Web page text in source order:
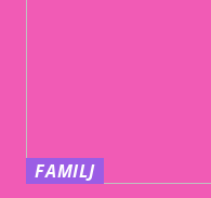
FAMILJ